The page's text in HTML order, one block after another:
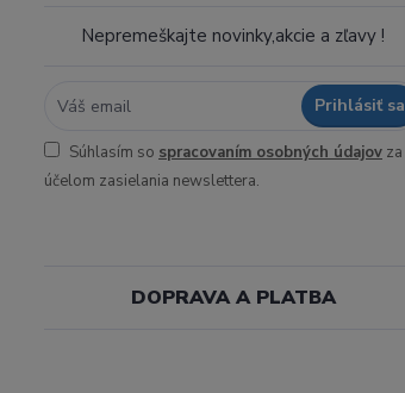
Nepremeškajte novinky,akcie a zľavy !
Prihlásiť sa
Súhlasím so spracovaním osobných údajov za
účelom zasielania newslettera.
DOPRAVA A PLATBA